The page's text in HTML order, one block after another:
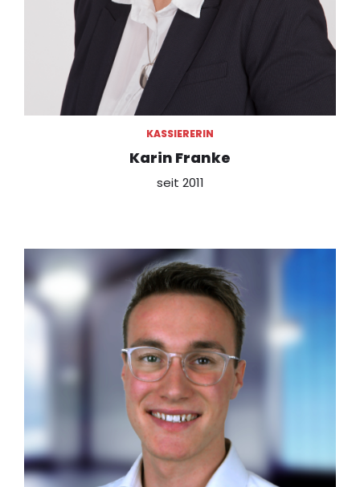
KASSIERERIN
Karin Franke
seit 2011